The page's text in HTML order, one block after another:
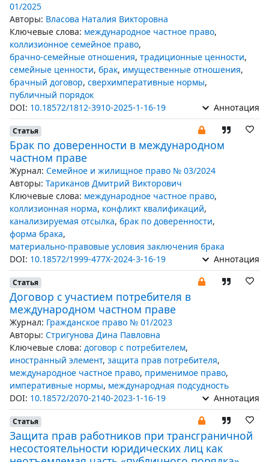
01/2025
Авторы: Власова Наталия Викторовна
Ключевые слова: международное частное право,
коллизионное семейное право,
брачно-семейные отношения, традиционные ценности,
семейные ценности, брак, имущественные отношения,
брачный договор, сверхимперативные нормы,
публичный порядок
DOI: 10.18572/1812-3910-2025-1-16-19 Аннотация
Статья
Брак по доверенности в международном
частном праве
Журнал: Семейное и жилищное право № 03/2024
Авторы: Тариканов Дмитрий Викторович
Ключевые слова: международное частное право,
коллизионная норма, конфликт квалификаций,
канализируемая отсылка, брак по доверенности,
форма брака,
материально-правовые условия заключения брака
DOI: 10.18572/1999-477X-2024-3-16-19 Аннотация
Статья
Договор с участием потребителя в
международном частном праве
Журнал: Гражданское право № 01/2023
Авторы: Стригунова Дина Павловна
Ключевые слова: договор с потребителем,
иностранный элемент, защита прав потребителя,
международное частное право, применимое право,
императивные нормы, международная подсудность
DOI: 10.18572/2070-2140-2023-1-16-19 Аннотация
Статья
Защита прав работников при трансграничной
несостоятельности юридических лиц как